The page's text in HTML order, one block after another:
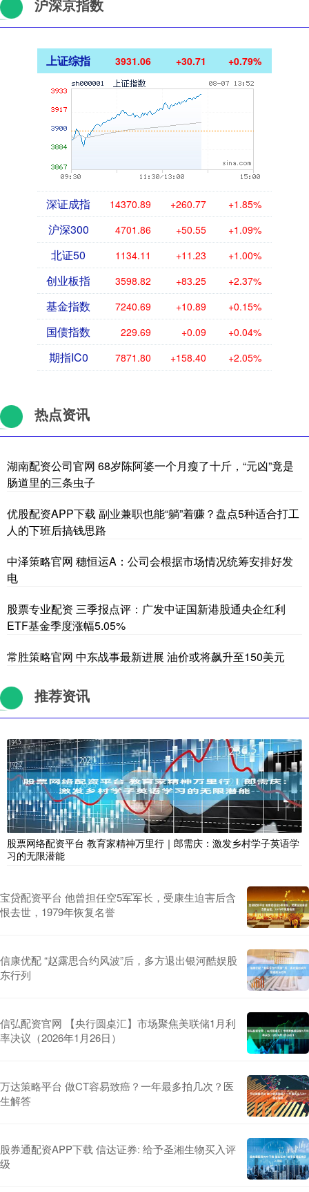
沪深京指数
上证综指 3931.06 +30.71 +0.79%
深证成指 14370.89 +260.77 +1.85%
沪深300 4701.86 +50.55 +1.09%
北证50 1134.11 +11.23 +1.00%
创业板指 3598.82 +83.25 +2.37%
基金指数 7240.69 +10.89 +0.15%
国债指数 229.69 +0.09 +0.04%
期指IC0 7871.80 +158.40 +2.05%
热点资讯
湖南配资公司官网 68岁陈阿婆一个月瘦了十斤，“元凶”竟是
肠道里的三条虫子
优股配资APP下载 副业兼职也能“躺”着赚？盘点5种适合打工
人的下班后搞钱思路
中泽策略官网 穗恒运A：公司会根据市场情况统筹安排好发
电
股票专业配资 三季报点评：广发中证国新港股通央企红利
ETF基金季度涨幅5.05%
常胜策略官网 中东战事最新进展 油价或将飙升至150美元
推荐资讯
股票网络配资平台 教育家精神万里行｜郎需庆：激发乡村学子英语学
习的无限潜能
宝贷配资平台 他曾担任空5军军长，受康生迫害后含
恨去世，1979年恢复名誉
信康优配 “赵露思合约风波”后，多方退出银河酷娱股
东行列
信弘配资官网 【央行圆桌汇】市场聚焦美联储1月利
率决议（2026年1月26日）
万达策略平台 做CT容易致癌？一年最多拍几次？医
生解答
股券通配资APP下载 信达证券: 给予圣湘生物买入评
级